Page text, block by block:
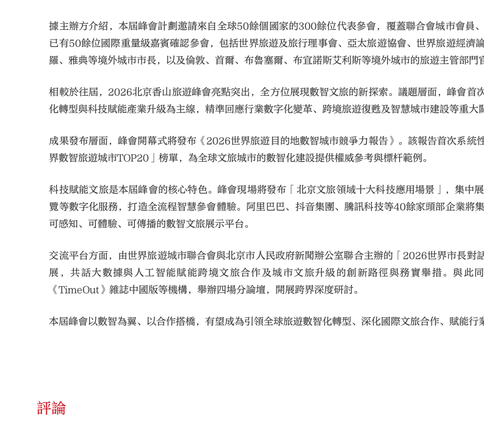
據主辦方介紹，本屆峰會計劃邀請來自全球50餘個國家的300餘位代表參會，覆蓋聯合會城市會員
已有50餘位國際重量級嘉賓確認參會，包括世界旅遊及旅行理事會、亞太旅遊協會、世界旅遊經
羅、雅典等境外城市市長，以及倫敦、首爾、布魯塞爾、布宜諾斯艾利斯等境外城市的旅遊主管部門
相較於往屆，2026北京香山旅遊峰會亮點突出，全方位展現數智文旅的新探索。議題層面，峰會
化轉型與科技賦能產業升級為主線，精準回應行業數字化變革、跨境旅遊復甦及智慧城市建設等重大
成果發布層面，峰會開幕式將發布《2026世界旅遊目的地數智城市競爭力報告》。該報告首次系
界數智旅遊城市TOP20」榜單，為全球文旅城市的數智化建設提供權威參考與標杆範例。
科技賦能文旅是本屆峰會的核心特色。峰會現場將發布「北京文旅領域十大科技應用場景」，集中
覽等數字化服務，打造全流程智慧參會體驗。阿里巴巴、抖音集團、騰訊科技等40餘家頭部企業
可感知、可體驗、可傳播的數智文旅展示平台。
交流平台方面，由世界旅遊城市聯合會與北京市人民政府新聞辦公室聯合主辦的「2026世界市長
展，共話大數據與人工智能賦能跨境文旅合作及城市文旅升級的創新路徑與務實舉措。與此
《TimeOut》雜誌中國版等機構，舉辦四場分論壇，開展跨界深度研討。
本屆峰會以數智為翼、以合作搭橋，有望成為引領全球旅遊數智化轉型、深化國際文旅合作、賦能行
評論